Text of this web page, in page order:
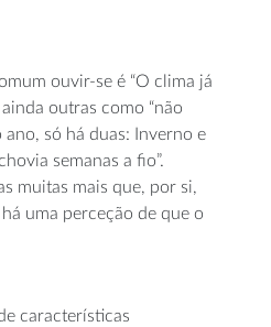
ouvir-se é “O clima já
outras como “não
ano, só há duas: Inverno e
semanas a fio”.
muitas mais que, por si,
uma perceção de que o
características